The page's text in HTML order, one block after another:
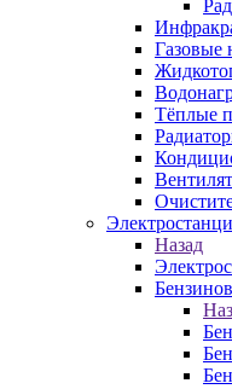
Газовые
Тёплые
Назад